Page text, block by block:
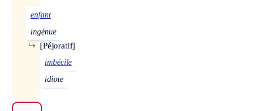
enfant
ingénue
[Péjoratif]
↪
imbécile
idiote